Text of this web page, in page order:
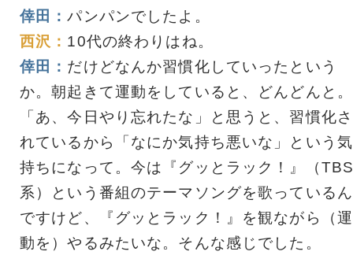
倖田：パンパンでしたよ。
西沢： 10代の終わりはね。
倖田： だけどなんか習慣化していったという
か。朝起きて運動をしていると、どんどんと。
「あ、今日やり忘れたな」と思うと、習慣化さ
れているから「なにか気持ち悪いな」という気
持ちになって。今は『グッとラック！』（
系）という番組のテーマソングを歌っているん
ですけど、『グッとラック！』を観ながら（運
動を）やるみたいな。そんな感じでした。